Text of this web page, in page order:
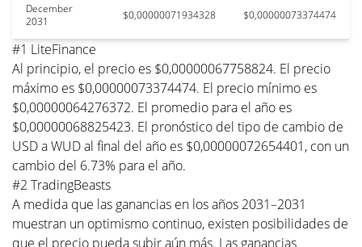
December
2031
$0,00000071934328 $0,00000073374474
#1 LiteFinance
Al principio, el precio es $0,00000067758824. El precio
máximo es $0,00000073374474. El precio mínimo es
$0,00000064276372. El promedio para el año es
$0,00000068825423. El pronóstico del tipo de cambio de
USD a WUD al final del año es $0,00000072654401, con un
cambio del 6.73% para el año.
#2 TradingBeasts
A medida que las ganancias en los años 2031–2031
muestran un optimismo continuo, existen posibilidades de
que el precio pueda subir aún más. Las ganancias